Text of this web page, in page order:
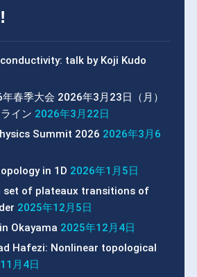
talk by Koji Kudo
春季大会 2026年3月23日（月）
イン 2026年3月22日
Summit 2026 2026年3月6
in 1D 2026年1月5日
set of plateaux transitions of
2025年12月5日
Okayama 2025年12月4日
Hafezi: Nonlinear topological
月4日